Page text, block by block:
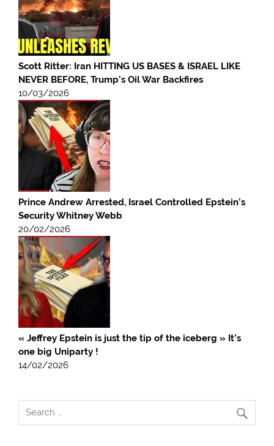
Scott Ritter: Iran HITTING US BASES & ISRAEL LIKE
NEVER BEFORE, Trump’s Oil War Backfires
10/03/2026
Prince Andrew Arrested, Israel Controlled Epstein’s
Security Whitney Webb
20/02/2026
« Jeffrey Epstein is just the tip of the iceberg » It’s
one big Uniparty !
14/02/2026